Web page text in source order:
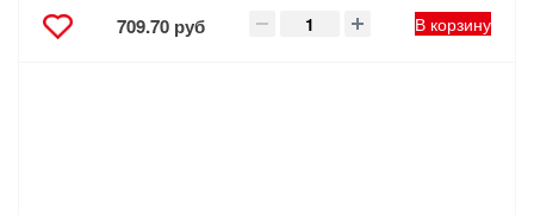
709.70 руб В корзину